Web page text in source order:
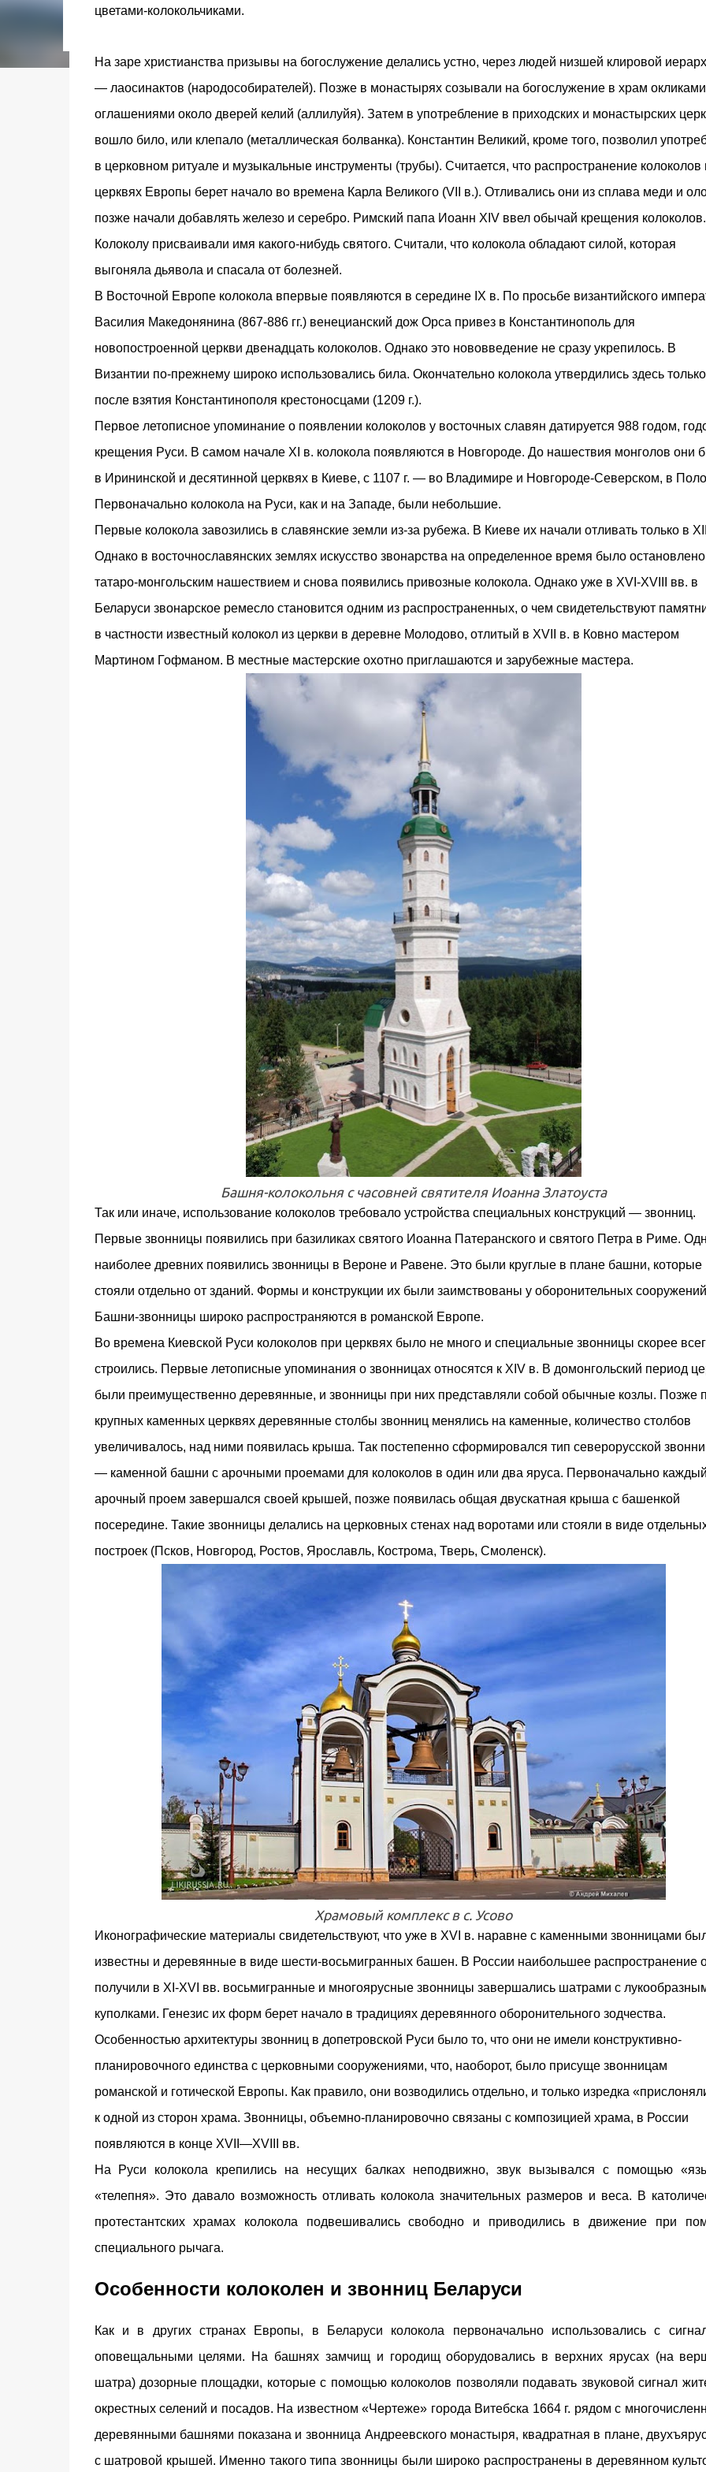
городском конкурсе 2021 года и получением престижной награды «Серебряная пирамида глобального
прошлом участка с принц...
цветами-колокольчиками.
На заре христианства призывы на богослужение делались устно, через людей низшей клировой
— лаосинактов (народособирателей). Позже в монастырях созывали на богослужение в храм
оглашениями около дверей келий (аллилуйя). Затем в употребление в приходских и монастырских
вошло било, или клепало (металлическая болванка). Константин Великий, кроме того, позволил
в церковном ритуале и музыкальные инструменты (трубы). Считается, что распространение колоколов
церквях Европы берет начало во времена Карла Великого (VII в.). Отливались они из сплава меди и
позже начали добавлять железо и серебро. Римский папа Иоанн XIV ввел обычай крещения колоколов.
Колоколу присваивали имя какого-нибудь святого. Считали, что колокола обладают силой, которая
выгоняла дьявола и спасала от болезней.
В Восточной Европе колокола впервые появляются в середине IX в. По просьбе византийского
Василия Македонянина (867-886 гг.) венецианский дож Орса привез в Константинополь для
новопостроенной церкви двенадцать колоколов. Однако это нововведение не сразу укрепилось. В
Византии по-прежнему широко использовались била. Окончательно колокола утвердились здесь только
после взятия Константинополя крестоносцами (1209 г.).
Первое летописное упоминание о появлении колоколов у восточных славян датируется 988 годом,
крещения Руси. В самом начале XI в. колокола появляются в Новгороде. До нашествия монголов они
в Ирининской и десятинной церквях в Киеве, с 1107 г. — во Владимире и Новгороде-Северском, в
Первоначально колокола на Руси, как и на Западе, были небольшие.
Первые колокола завозились в славянские земли из-за рубежа. В Киеве их начали отливать только в
Однако в восточнославянских землях искусство звонарства на определенное время было остановлено
татаро-монгольским нашествием и снова появились привозные колокола. Однако уже в XVI-XVIII вв. в
Беларуси звонарское ремесло становится одним из распространенных, о чем свидетельствуют
в частности известный колокол из церкви в деревне Молодово, отлитый в XVII в. в Ковно мастером
Мартином Гофманом. В местные мастерские охотно приглашаются и зарубежные мастера.
Башня-колокольня с часовней святителя Иоанна Златоуста
Так или иначе, использование колоколов требовало устройства специальных конструкций — звонниц.
Первые звонницы появились при базиликах святого Иоанна Патеранского и святого Петра в Риме.
наиболее древних появились звонницы в Вероне и Равене. Это были круглые в плане башни, которые
стояли отдельно от зданий. Формы и конструкции их были заимствованы у оборонительных
Башни-звонницы широко распространяются в романской Европе.
Во времена Киевской Руси колоколов при церквях было не много и специальные звонницы скорее
строились. Первые летописные упоминания о звонницах относятся к XIV в. В домонгольский период
были преимущественно деревянные, и звонницы при них представляли собой обычные козлы. Позже
крупных каменных церквях деревянные столбы звонниц менялись на каменные, количество столбов
увеличивалось, над ними появилась крыша. Так постепенно сформировался тип северорусской
— каменной башни с арочными проемами для колоколов в один или два яруса. Первоначально каждый
арочный проем завершался своей крышей, позже появилась общая двускатная крыша с башенкой
посередине. Такие звонницы делались на церковных стенах над воротами или стояли в виде
построек (Псков, Новгород, Ростов, Ярославль, Кострома, Тверь, Смоленск).
Храмовый комплекс в с. Усово
Иконографические материалы свидетельствуют, что уже в XVI в. наравне с каменными звонницами
известны и деревянные в виде шести-восьмигранных башен. В России наибольшее распространение
получили в XI-XVI вв. восьмигранные и многоярусные звонницы завершались шатрами с
куполками. Генезис их форм берет начало в традициях деревянного оборонительного зодчества.
Особенностью архитектуры звонниц в допетровской Руси было то, что они не имели конструктивно-
планировочного единства с церковными сооружениями, что, наоборот, было присуще звонницам
романской и готической Европы. Как правило, они возводились отдельно, и только изредка
к одной из сторон храма. Звонницы, объемно-планировочно связаны с композицией храма, в России
появляются в конце XVII—XVIII вв.
На Руси колокола крепились на несущих балках неподвижно, звук вызывался с помощью
«телепня». Это давало возможность отливать колокола значительных размеров и веса. В
протестантских храмах колокола подвешивались свободно и приводились в движение при
специального рычага.
Особенности колоколен и звонниц Беларуси
Как и в других странах Европы, в Беларуси колокола первоначально использовались с
оповещальными целями. На башнях замчищ и городищ оборудовались в верхних ярусах (на
шатра) дозорные площадки, которые с помощью колоколов позволяли подавать звуковой сигнал
окрестных селений и посадов. На известном «Чертеже» города Витебска 1664 г. рядом с
деревянными башнями показана и звонница Андреевского монастыря, квадратная в плане,
с шатровой крышей. Именно такого типа звонницы были широко распространены в деревянном